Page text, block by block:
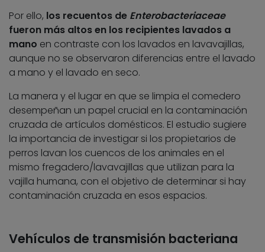
Por ello, los recuentos de Enterobacteriaceae
fueron más altos en los recipientes lavados a
mano en contraste con los lavados en lavavajillas,
aunque no se observaron diferencias entre el lavado
a mano y el lavado en seco.
La manera y el lugar en que se limpia el comedero
desempeñan un papel crucial en la contaminación
cruzada de artículos domésticos. El estudio sugiere
la importancia de investigar si los propietarios de
perros lavan los cuencos de los animales en el
mismo fregadero/lavavajillas que utilizan para la
vajilla humana, con el objetivo de determinar si hay
contaminación cruzada en esos espacios.
Vehículos de transmisión bacteriana